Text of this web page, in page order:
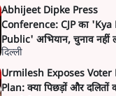
Abhijeet Dipke Press
Conference: CJP का 'Kya
Public' अभियान, चुनाव नहीं
CJP!
दिल्ली
Urmilesh Exposes Voter
Plan: क्या पिछड़ों और दलितों